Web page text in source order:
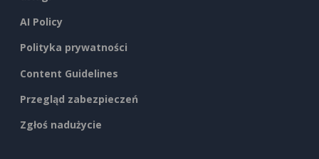
AI Policy
Polityka prywatności
Content Guidelines
Przegląd zabezpieczeń
Zgłoś nadużycie